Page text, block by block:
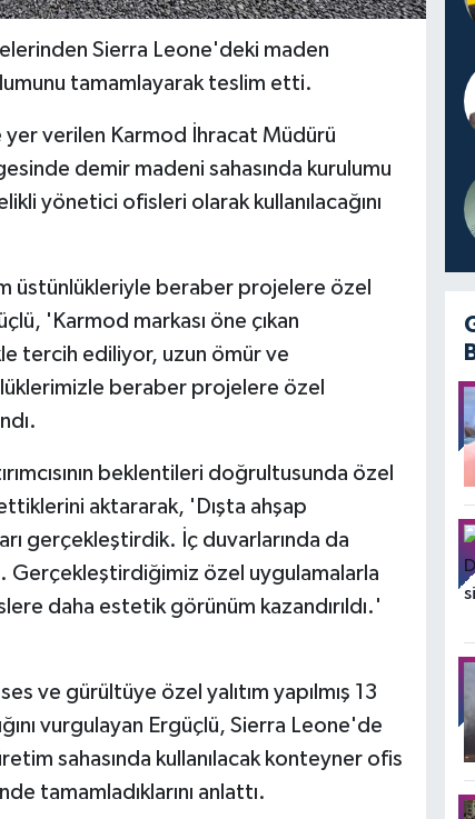
Sierra Leone'deki maden
tamamlayarak teslim etti.
yer verilen Karmod İhracat Müdürü
demir madeni sahasında kurulumu
yönetici ofisleri olarak kullanılacağını
üstünlükleriyle beraber projelere özel
'Karmod markası öne çıkan
tercih ediliyor, uzun ömür ve
beraber projelere özel
beklentileri doğrultusunda özel
aktararak, 'Dışta ahşap
gerçekleştirdik. İç duvarlarında da
Gerçekleştirdiğimiz özel uygulamalarla
daha estetik görünüm kazandırıldı.'
ve gürültüye özel yalıtım yapılmış 13
vurgulayan Ergüçlü, Sierra Leone'de
sahasında kullanılacak konteyner ofis
tamamladıklarını anlattı.